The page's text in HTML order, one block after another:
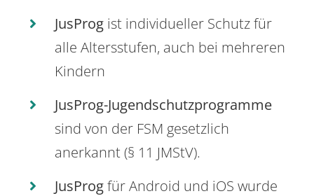
JusProg ist individueller Schutz für
alle Altersstufen, auch bei mehreren
Kindern
JusProg-Jugendschutzprogramme
sind von der FSM gesetzlich
anerkannt (§ 11 JMStV).
JusProgfür Android und iOS wurde